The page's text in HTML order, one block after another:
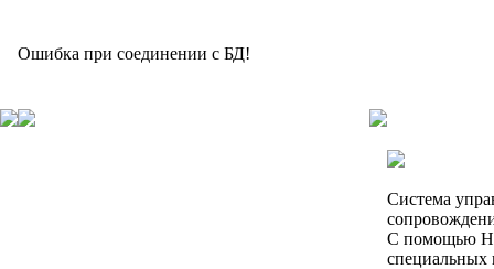
Ошибка при соединении с БД!
Система
C помощью
специальных